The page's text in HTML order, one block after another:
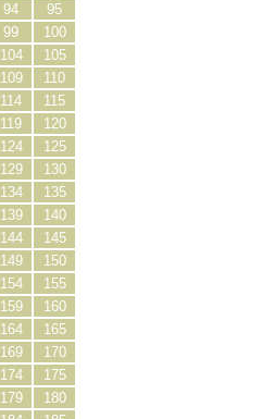
94
95
99
100
104
105
109
110
114
115
119
120
124
125
129
130
134
135
139
140
144
145
149
150
154
155
159
160
164
165
169
170
174
175
179
180